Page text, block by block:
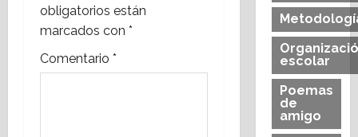
ó
n
obligatorios están
marcados con *
Comentario *
escolar
Poemas
de
amigo